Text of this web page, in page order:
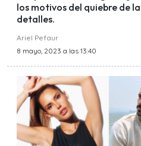
los motivos del quiebre de
detalles.
Ariel Pefaur
8 mayo, 2023 a las 13:40